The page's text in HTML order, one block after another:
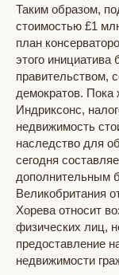
Таким образом,
стоимостью £1
план
этого
правительством,
демократов. Пока
Индриксонс,
недвижимость
наследство для
сегодня
дополнительным
Великобритания
Хорева относит
физических лиц,
предоставление
недвижимости